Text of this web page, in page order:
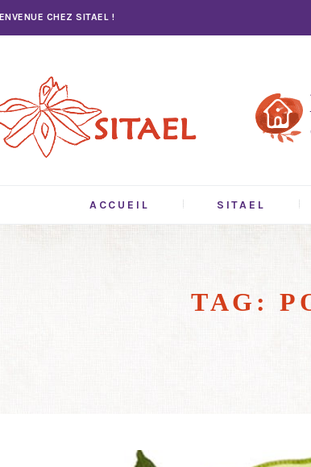
CHEZ SITAEL !
ACCUEIL SITAEL
TAG: